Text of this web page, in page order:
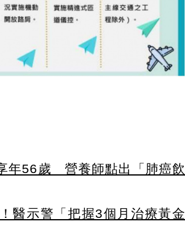
年56歲 營養師點出「肺癌飲
醫示警「把握3個月治療黃金